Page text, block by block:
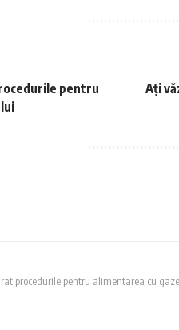
pentru
Ați
procedurile pentru alimentarea cu